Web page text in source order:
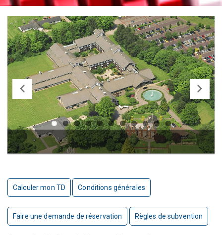
Previ
ous
Next
Calculer mon TD Conditions générales
Faire une demande de réservation Règles de subvention